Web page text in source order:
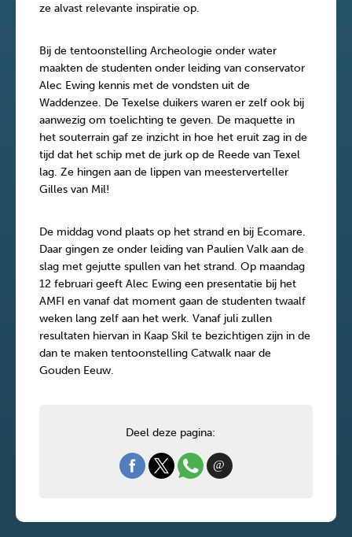
ze alvast relevante inspiratie op.
Bij de tentoonstelling Archeologie onder water
maakten de studenten onder leiding van conservator
Alec Ewing kennis met de vondsten uit de
Waddenzee. De Texelse duikers waren er zelf ook bij
aanwezig om toelichting te geven. De maquette in
het souterrain gaf ze inzicht in hoe het eruit zag in de
tijd dat het schip met de jurk op de Reede van Texel
lag. Ze hingen aan de lippen van meesterverteller
Gilles van Mil!
De middag vond plaats op het strand en bij Ecomare.
Daar gingen ze onder leiding van Paulien Valk aan de
slag met gejutte spullen van het strand. Op maandag
12 februari geeft Alec Ewing een presentatie bij het
AMFI en vanaf dat moment gaan de studenten twaalf
weken lang zelf aan het werk. Vanaf juli zullen
resultaten hiervan in Kaap Skil te bezichtigen zijn in de
dan te maken tentoonstelling Catwalk naar de
Gouden Eeuw.
Deel deze pagina: